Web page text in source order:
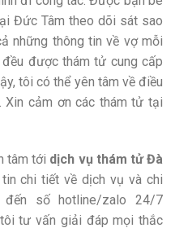
Đức Tâm theo dõi sát sao
những thông tin về vợ mỗi
được thám tử cung cấp
tôi có thể yên tâm về điều
cảm ơn các thám tử tại
tâm tới dịch vụ thám tử Đà
chi tiết về dịch vụ và chi
số hotline/zalo 24/7
tư vấn giải đáp mọi thắc